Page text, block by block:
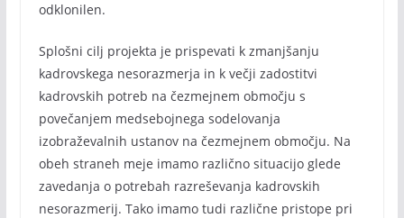
odklonilen.
Splošni cilj projekta je prispevati k zmanjšanju
kadrovskega nesorazmerja in k večji zadostitvi
kadrovskih potreb na čezmejnem območju s
povečanjem medsebojnega sodelovanja
izobraževalnih ustanov na čezmejnem območju. Na
obeh straneh meje imamo različno situacijo glede
zavedanja o potrebah razreševanja kadrovskih
nesorazmerij. Tako imamo tudi različne pristope pri